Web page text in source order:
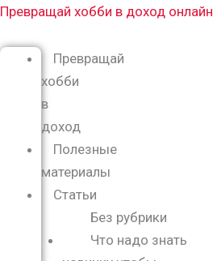
Перейти
содержимому
Превращай хобби в доход онлайн
Меню
Превращай
хобби
в
доход
Полезные
материалы
Статьи
Без рубрики
Что надо знать